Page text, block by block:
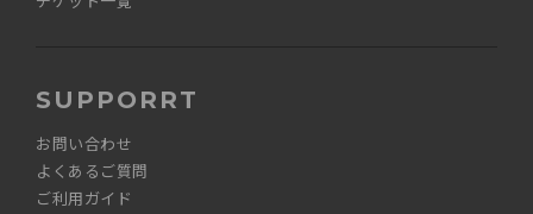
SUPPORRT
お問い合わせ
よくあるご質問
ご利用ガイド